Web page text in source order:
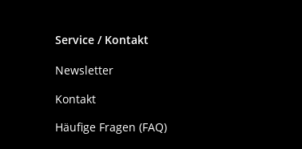
Service / Kontakt
Newsletter
Kontakt
Häufige Fragen (FAQ)